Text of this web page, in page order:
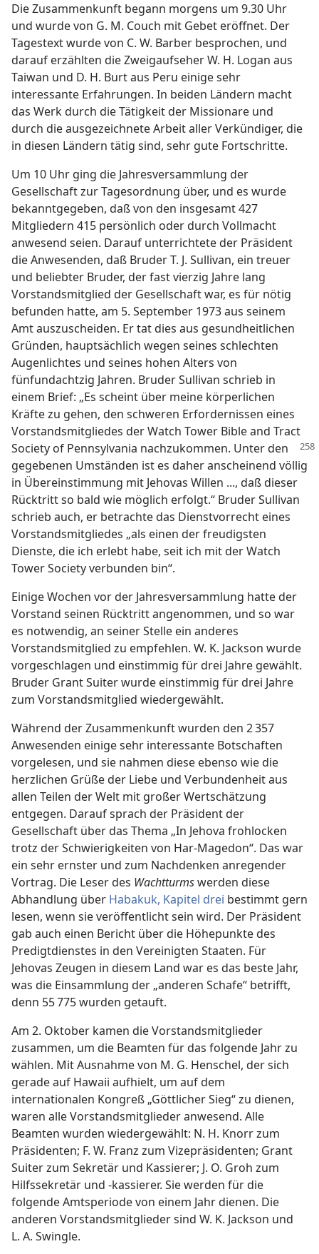
Die Zusammenkunft begann morgens um 9.30 Uhr
und wurde von G. M. Couch mit Gebet eröffnet. Der
Tagestext wurde von C. W. Barber besprochen, und
darauf erzählten die Zweigaufseher W. H. Logan aus
Taiwan und D. H. Burt aus Peru einige sehr
interessante Erfahrungen. In beiden Ländern macht
das Werk durch die Tätigkeit der Missionare und
durch die ausgezeichnete Arbeit aller Verkündiger, die
in diesen Ländern tätig sind, sehr gute Fortschritte.
Um 10 Uhr ging die Jahresversammlung der
Gesellschaft zur Tagesordnung über, und es wurde
bekanntgegeben, daß von den insgesamt 427
Mitgliedern 415 persönlich oder durch Vollmacht
anwesend seien. Darauf unterrichtete der Präsident
die Anwesenden, daß Bruder T. J. Sullivan, ein treuer
und beliebter Bruder, der fast vierzig Jahre lang
Vorstandsmitglied der Gesellschaft war, es für nötig
befunden hatte, am 5. September 1973 aus seinem
Amt auszuscheiden. Er tat dies aus gesundheitlichen
Gründen, hauptsächlich wegen seines schlechten
Augenlichtes und seines hohen Alters von
fünfundachtzig Jahren. Bruder Sullivan schrieb in
einem Brief: „Es scheint über meine körperlichen
Kräfte zu gehen, den schweren Erfordernissen eines
Vorstandsmitgliedes der Watch Tower Bible and Tract
Society of Pennsylvania nachzukommen. Unter den
gegebenen Umständen ist es daher anscheinend völlig
in Übereinstimmung mit Jehovas Willen ..., daß dieser
Rücktritt so bald wie möglich erfolgt.“ Bruder Sullivan
schrieb auch, er betrachte das Dienstvorrecht eines
Vorstandsmitgliedes „als einen der freudigsten
Dienste, die ich erlebt habe, seit ich mit der Watch
Tower Society verbunden bin“.
Einige Wochen vor der Jahresversammlung hatte der
Vorstand seinen Rücktritt angenommen, und so war
es notwendig, an seiner Stelle ein anderes
Vorstandsmitglied zu empfehlen. W. K. Jackson wurde
vorgeschlagen und einstimmig für drei Jahre gewählt.
Bruder Grant Suiter wurde einstimmig für drei Jahre
zum Vorstandsmitglied wiedergewählt.
Während der Zusammenkunft wurden den 2 357
Anwesenden einige sehr interessante Botschaften
vorgelesen, und sie nahmen diese ebenso wie die
herzlichen Grüße der Liebe und Verbundenheit aus
allen Teilen der Welt mit großer Wertschätzung
entgegen. Darauf sprach der Präsident der
Gesellschaft über das Thema „In Jehova frohlocken
trotz der Schwierigkeiten von Har-Magedon“. Das war
ein sehr ernster und zum Nachdenken anregender
Vortrag. Die Leser des Wachtturmswerden diese
Abhandlung über Habakuk, Kapitel drei bestimmt gern
lesen, wenn sie veröffentlicht sein wird. Der Präsident
gab auch einen Bericht über die Höhepunkte des
Predigtdienstes in den Vereinigten Staaten. Für
Jehovas Zeugen in diesem Land war es das beste Jahr,
was die Einsammlung der „anderen Schafe“ betrifft,
denn 55 775 wurden getauft.
Am 2. Oktober kamen die Vorstandsmitglieder
zusammen, um die Beamten für das folgende Jahr zu
wählen. Mit Ausnahme von M. G. Henschel, der sich
gerade auf Hawaii aufhielt, um auf dem
internationalen Kongreß „Göttlicher Sieg“ zu dienen,
waren alle Vorstandsmitglieder anwesend. Alle
Beamten wurden wiedergewählt: N. H. Knorr zum
Präsidenten; F. W. Franz zum Vizepräsidenten; Grant
Suiter zum Sekretär und Kassierer; J. O. Groh zum
Hilfssekretär und -kassierer. Sie werden für die
folgende Amtsperiode von einem Jahr dienen. Die
anderen Vorstandsmitglieder sind W. K. Jackson und
L. A. Swingle.